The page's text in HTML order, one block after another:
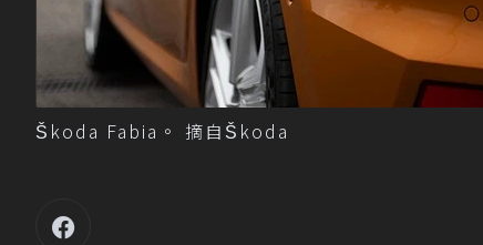
Škoda Fabia。 摘自Škoda